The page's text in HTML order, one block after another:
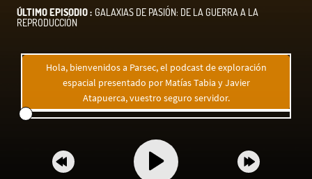
ÚLTIMO EPISODIO : GALAXIAS DE PASIÓN: DE LA GUERRA A LA
REPRODUCCIÓN
Hola, bienvenidos a Parsec, el podcast de exploración
espacial presentado por Matías Tabia y Javier
Atapuerca, vuestro seguro servidor.